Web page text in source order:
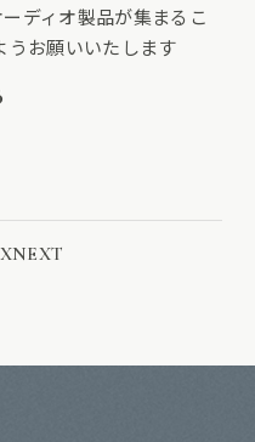
ディオ製品が集まるこ
うお願いいたします
NEXT